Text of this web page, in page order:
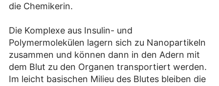
die Chemikerin.
Die Komplexe aus Insulin- und
Polymermolekülen lagern sich zu Nanopartikeln
zusammen und können dann in den Adern mit
dem Blut zu den Organen transportiert werden.
Im leicht basischen Milieu des Blutes bleiben die